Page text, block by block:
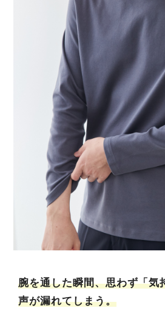
腕を通した瞬間、思わず「
声が漏れてしまう。